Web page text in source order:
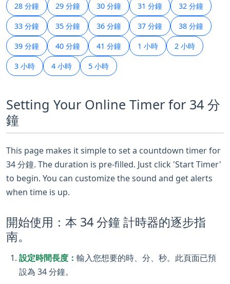
28 分鐘 29 分鐘 30 分鐘 31 分鐘 32 分鐘
33 分鐘 35 分鐘 36 分鐘 37 分鐘 38 分鐘
39 分鐘 40 分鐘 41 分鐘 1 小時 2 小時
3 小時 4 小時 5 小時
Setting Your Online Timer for 34 分
鐘
This page makes it simple to set a countdown timer for
34 分鐘. The duration is pre-filled. Just click 'Start Timer'
to begin. You can customize the sound and get alerts
when time is up.
開始使用：本 34 分鐘 計時器的逐步指
南。
設定時間長度： 輸入您想要的時、分、秒。此頁面已預
設為 34 分鐘。